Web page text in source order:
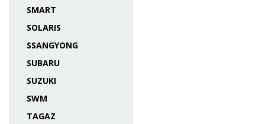
SMART
SOLARIS
SSANGYONG
SUBARU
SUZUKI
SWM
TAGAZ